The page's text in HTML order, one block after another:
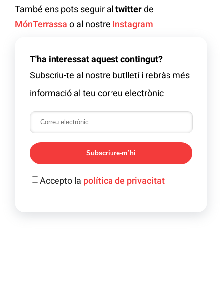
També ens pots seguir al twitterde
MónTerrassa o al nostre Instagram
T'ha interessat aquest contingut?
Subscriu-te al nostre butlletí i rebràs més
informació al teu correu electrònic
Subscriure-m’hi
Accepto la política de privacitat